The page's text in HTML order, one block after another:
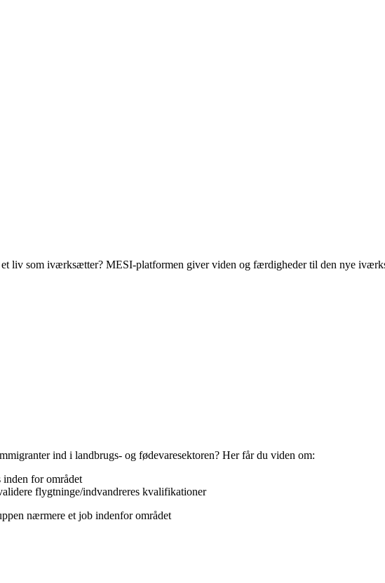
liv som iværksætter? MESI-platformen giver viden og færdigheder til den nye
ind i landbrugs- og fødevaresektoren? Her får du viden om:
for området
flygtninge/indvandreres kvalifikationer
nærmere et job indenfor området